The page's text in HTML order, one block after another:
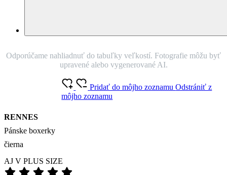
Odporúčame nahliadnuť do tabuľky veľkostí. Fotografie môžu byť
upravené alebo vygenerované AI.
RENNES
Pánske boxerky
čierna
Pridať do môjho zoznamuOdstrániť z
môjho zoznamu
AJ V PLUS SIZE